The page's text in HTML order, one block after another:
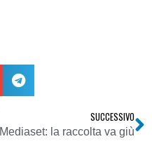
SUCCESSIVO
Mediaset: la raccolta va giù